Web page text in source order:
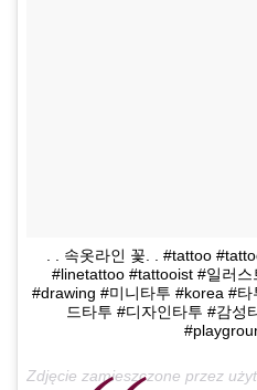
. . 속옷라인 꽃. . #tattoo
#linetattoo #tattooist #일러
#drawing #미니타투 #korea #
드타투 #디자인타투 #감성